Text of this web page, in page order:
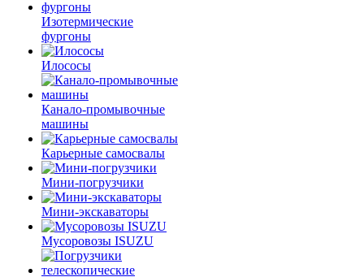
Изотермические
фургоны
Илососы
Канало-промывочные
машины
Карьерные самосвалы
Мини-погрузчики
Мини-экскаваторы
Мусоровозы ISUZU